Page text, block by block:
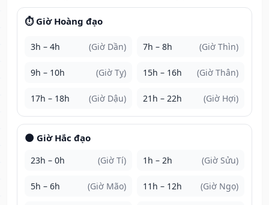
⏱️ Giờ Hoàng đạo
3h – 4h (Giờ Dần) 7h – 8h (Giờ Thìn)
9h – 10h (Giờ Tỵ) 15h – 16h (Giờ Thân)
17h – 18h (Giờ Dậu) 21h – 22h (Giờ Hợi)
🌑 Giờ Hắc đạo
23h – 0h (Giờ Tí) 1h – 2h (Giờ Sửu)
5h – 6h (Giờ Mão) 11h – 12h (Giờ Ngọ)